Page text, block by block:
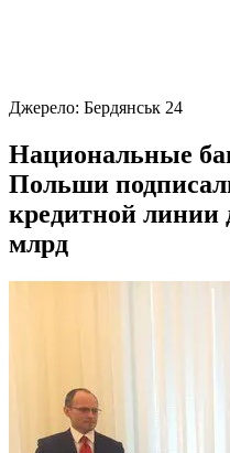
Джерело: Бердянськ 24
Национальные
Польши
кредитной линии
млрд